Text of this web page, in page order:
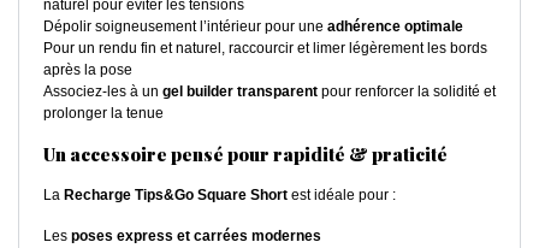
naturel pour éviter les tensions
Dépolir soigneusement l’intérieur pour une adhérence optimale
Pour un rendu fin et naturel, raccourcir et limer légèrement les bords
après la pose
Associez-les à un gel builder transparent pour renforcer la solidité et
prolonger la tenue
Un accessoire pensé pour rapidité & praticité
La Recharge Tips&Go Square Short est idéale pour :
Les poses express et carrées modernes